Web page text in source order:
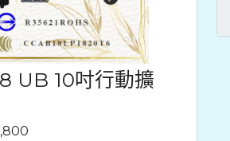
UB 10吋行動擴